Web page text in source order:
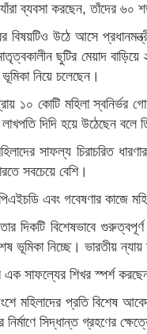
ব্যবসা করছেন, তাঁদের ৬০
বিষয়টিও উঠে আসে
ছুটির মেয়াদ
নিয়ে চলেছেন।
১০ কোটি মহিলা স্বনির্ভর
দিদি হয়ে উঠেছেন
সাফল্য চিরাচরিত
সবচেয়ে বেশি।
এবং গবেষণার কাজে
দিকটি বিশেষভাবে
ভূমিকা নিচ্ছে। ভারতীয়
এক সাফল্যের শিখর স্পর্শ
মহিলাদের প্রতি বিশেষ
সিদ্ধান্ত গ্রহণের